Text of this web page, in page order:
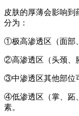
皮肤的厚薄会影响到
分为：
①极高渗透区（面部
②高渗透区（头颈、
③中渗透区其他部位
④低渗透区（掌、跖
素。